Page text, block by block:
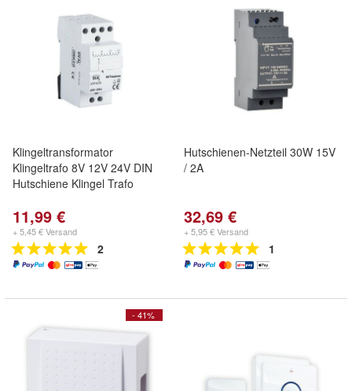
Klingeltransformator
Klingeltrafo 8V 12V 24V DIN
Hutschiene Klingel Trafo
11,99 €
+ 5,45 € Versand
2
Hutschienen-Netzteil 30W 15V
/ 2A
32,69 €
+ 5,95 € Versand
1
- 41%